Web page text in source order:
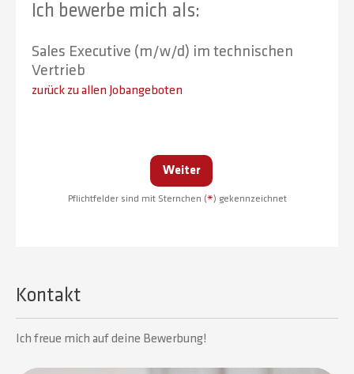
Ich bewerbe mich als:
Sales Executive (m/w/d) im technischen
Vertrieb
zurück zu allen Jobangeboten
Weiter
Alternative:Pflichtfelder sind mit Sternchen (*) gekennzeichnet
Kontakt
Ich freue mich auf deine Bewerbung!